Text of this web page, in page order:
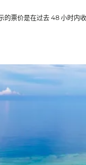
的票价是在过去 48 小时内